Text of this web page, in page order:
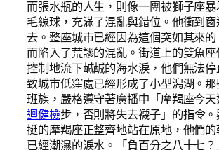
而張水瓶的人生，則像一團被獅子座
毛線球，充滿了混亂與錯位。他衝到
去。整座城市已經因為這個突如其來的
而陷入了荒謬的混亂。街道上的雙魚
控制地流下鹹鹹的海水淚，他們無法
致城市低窪處已經形成了小型潟湖。
班族，嚴格遵守著廣播中「摩羯座今
迴健檢步，否則將失去襪子」的指令
挺的摩羯座正整齊地站在原地，他們
已經潮濕的淚水。「負百分之八十七